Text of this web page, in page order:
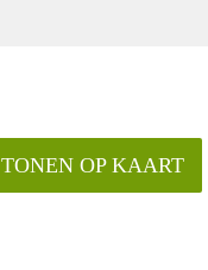
TONEN OP KAART